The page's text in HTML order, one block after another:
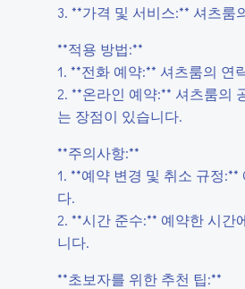
3. **가격 및 서비스:** 셔츠
**적용 방법:**
1. **전화 예약:** 셔츠룸의
2. **온라인 예약:** 셔츠룸의
는 장점이 있습니다.
**주의사항:**
1. **예약 변경 및 취소 규정
다.
2. **시간 준수:** 예약한 시
니다.
**초보자를 위한 추천 팁:**